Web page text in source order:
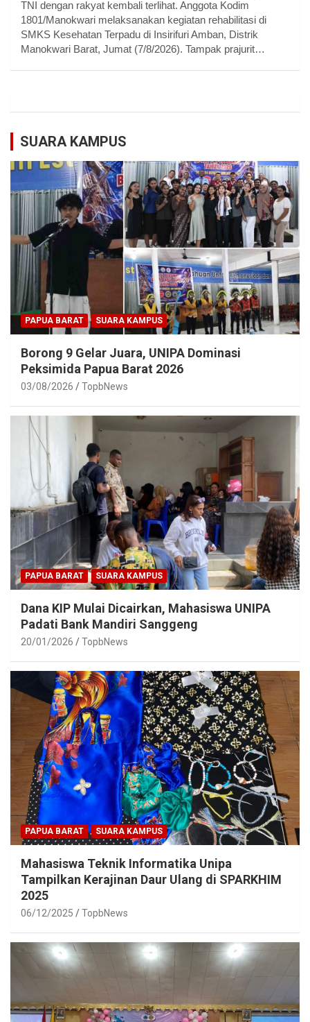
TNI dengan rakyat kembali terlihat. Anggota Kodim
1801/Manokwari melaksanakan kegiatan rehabilitasi di
SMKS Kesehatan Terpadu di Insirifuri Amban, Distrik
Manokwari Barat, Jumat (7/8/2026). Tampak prajurit…
SUARA KAMPUS
PAPUA BARAT SUARA KAMPUS
Borong 9 Gelar Juara, UNIPA Dominasi
Peksimida Papua Barat 2026
03/08/2026 TopbNews
PAPUA BARAT SUARA KAMPUS
Dana KIP Mulai Dicairkan, Mahasiswa UNIPA
Padati Bank Mandiri Sanggeng
20/01/2026 TopbNews
PAPUA BARAT SUARA KAMPUS
Mahasiswa Teknik Informatika Unipa
Tampilkan Kerajinan Daur Ulang di SPARKHIM
2025
06/12/2025 TopbNews